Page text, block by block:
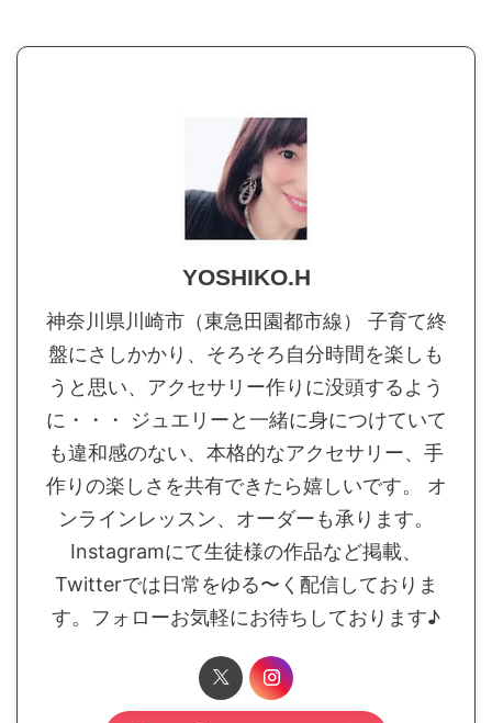
YOSHIKO.H
神奈川県川崎市（東急田園都市線） 子育て終
盤にさしかかり、そろそろ自分時間を楽しも
うと思い、アクセサリー作りに没頭するよう
に・・・ ジュエリーと一緒に身につけていて
も違和感のない、本格的なアクセサリー、手
作りの楽しさを共有できたら嬉しいです。 オ
ンラインレッスン、オーダーも承ります。
Instagramにて生徒様の作品など掲載、
Twitterでは日常をゆる〜く配信しておりま
す。フォローお気軽にお待ちしております♪